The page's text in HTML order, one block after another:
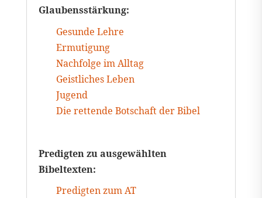
Glaubensstärkung:
Gesunde Lehre
Ermutigung
Nachfolge im Alltag
Geistliches Leben
Jugend
Die rettende Botschaft der Bibel
Predigten zu ausgewählten
Bibeltexten:
Predigten zum AT